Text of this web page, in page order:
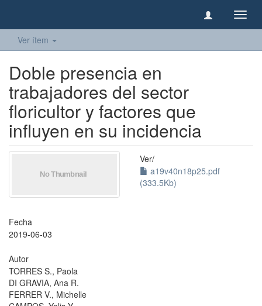
Ver ítem
Doble presencia en
trabajadores del sector
floricultor y factores que
influyen en su incidencia
Ver/
a19v40n18p25.pdf
(333.5Kb)
Fecha
2019-06-03
Autor
TORRES S., Paola
DI GRAVIA, Ana R.
FERRER V., Michelle